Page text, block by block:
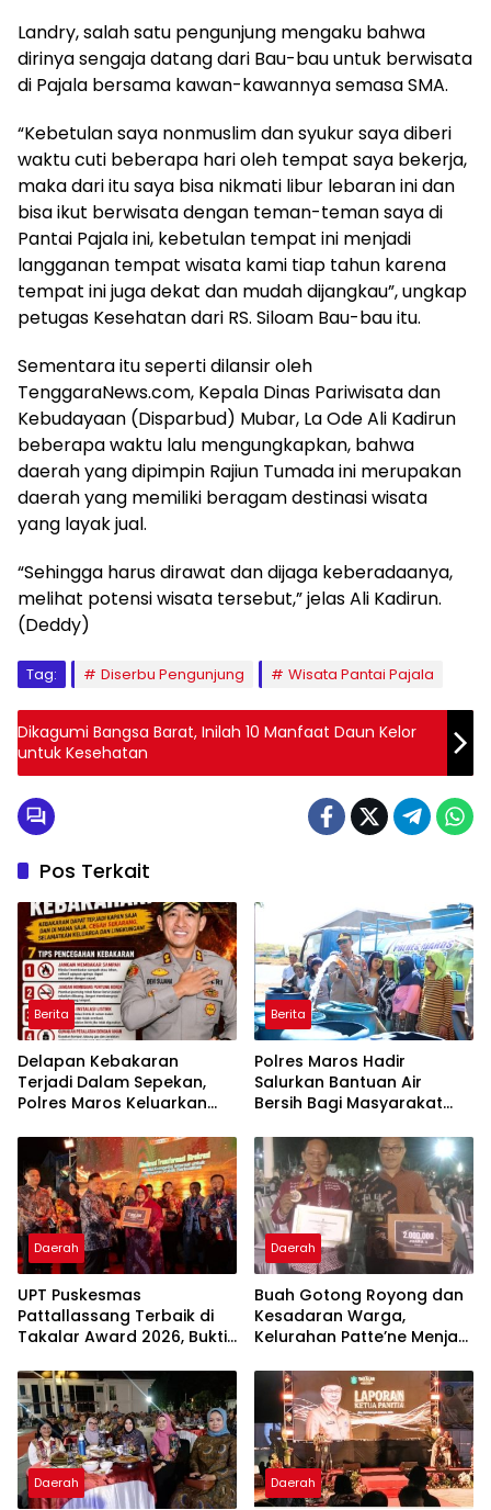
Landry, salah satu pengunjung mengaku bahwa
dirinya sengaja datang dari Bau-bau untuk berwisata
di Pajala bersama kawan-kawannya semasa SMA.
“Kebetulan saya nonmuslim dan syukur saya diberi
waktu cuti beberapa hari oleh tempat saya bekerja,
maka dari itu saya bisa nikmati libur lebaran ini dan
bisa ikut berwisata dengan teman-teman saya di
Pantai Pajala ini, kebetulan tempat ini menjadi
langganan tempat wisata kami tiap tahun karena
tempat ini juga dekat dan mudah dijangkau”, ungkap
petugas Kesehatan dari RS. Siloam Bau-bau itu.
Sementara itu seperti dilansir oleh
TenggaraNews.com, Kepala Dinas Pariwisata dan
Kebudayaan (Disparbud) Mubar, La Ode Ali Kadirun
beberapa waktu lalu mengungkapkan, bahwa
daerah yang dipimpin Rajiun Tumada ini merupakan
daerah yang memiliki beragam destinasi wisata
yang layak jual.
“Sehingga harus dirawat dan dijaga keberadaanya,
melihat potensi wisata tersebut,” jelas Ali Kadirun.
(Deddy)
Tag: Diserbu Pengunjung Wisata Pantai Pajala
Dikagumi Bangsa Barat, Inilah 10 Manfaat Daun Kelor
untuk Kesehatan
Pos Terkait
Berita
Delapan Kebakaran
Terjadi Dalam Sepekan,
Polres Maros Keluarkan
Masyarakat
Berita
Polres Maros Hadir
Salurkan Bantuan Air
Bersih Bagi Masyarakat
Di Maros
Daerah
UPT Puskesmas
Pattallassang Terbaik di
Takalar Award 2026, Bukti
Pelayanan Kesehatan
Berkualitas
Daerah
Buah Gotong Royong dan
Kesadaran Warga,
Kelurahan Patte’ne Menjadi
2026
Daerah Daerah